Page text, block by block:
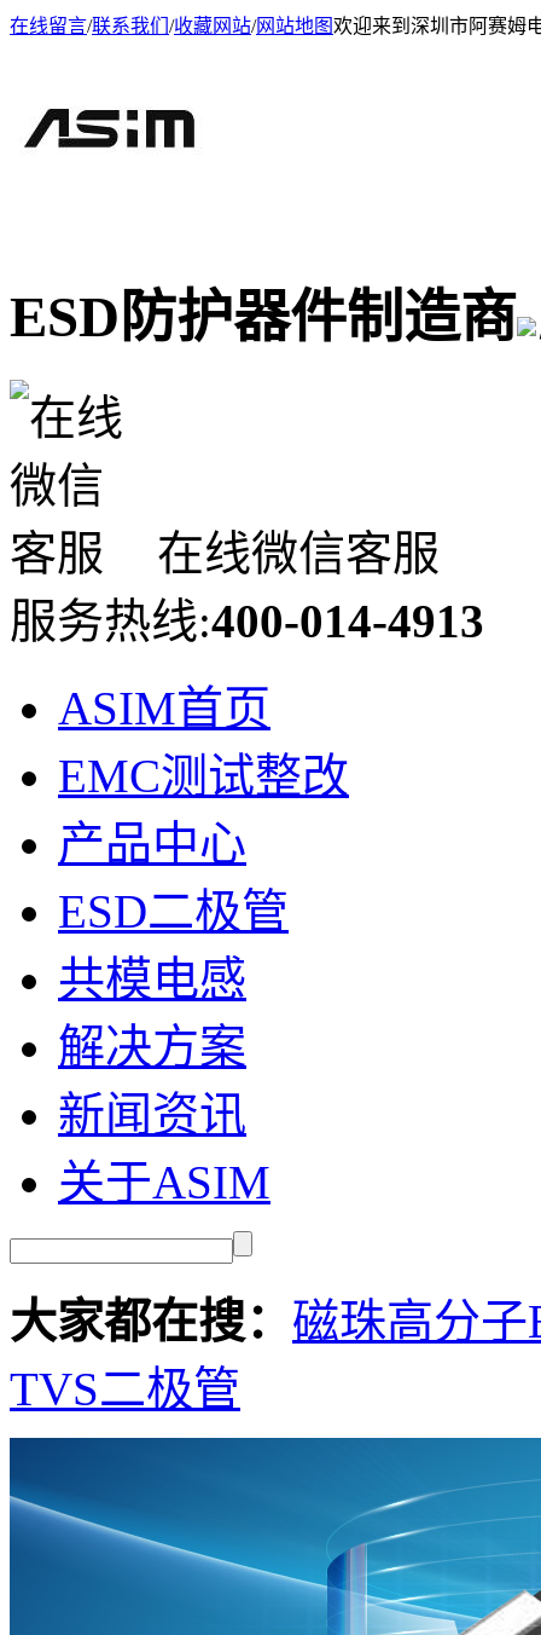
在线留言/联系我们 /收藏网站/网站地图欢迎来到深圳市阿赛姆
ESD防护器件制造商
在线微信客服
服务热线:400-014-4913
ASIM首页
EMC测试整改
产品中心
ESD二极管
共模电感
解决方案
新闻资讯
关于ASIM
大家都在搜： 磁珠高分子
TVS二极管